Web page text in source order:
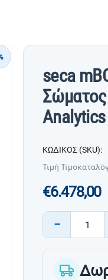
seca
Σώματος
Analytics
ΚΩΔΙΚΟΣ (SKU):
Τιμή
€6.478,00
−